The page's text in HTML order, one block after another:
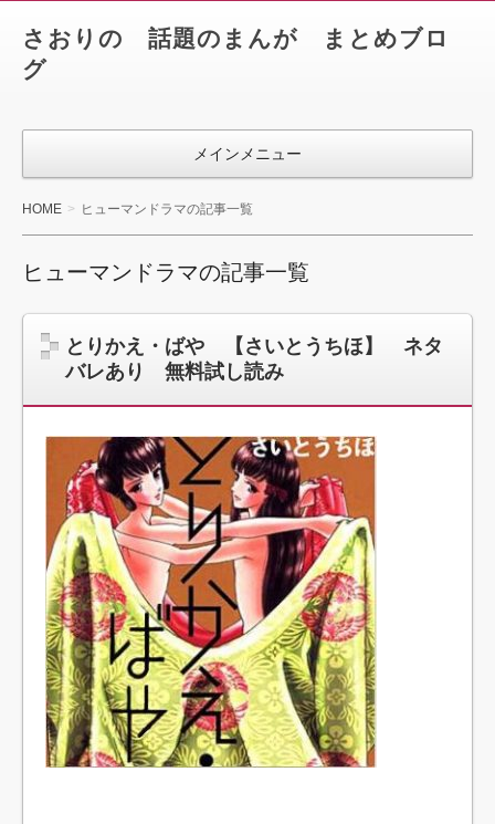
さおりの 話題のまんが まとめブロ
グ
メインメニュー
HOME ヒューマンドラマの記事一覧
ヒューマンドラマの記事一覧
とりかえ・ばや 【さいとうちほ】 ネタ
バレあり 無料試し読み